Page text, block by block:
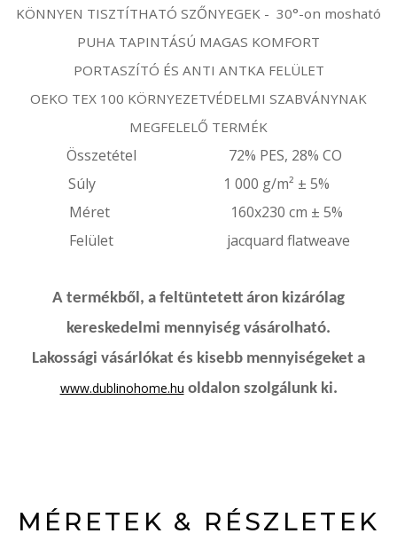
KÖNNYEN TISZTÍTHATÓ SZŐNYEGEK - 30°-on mosható
PUHA TAPINTÁSÚ MAGAS KOMFORT
PORTASZÍTÓ ÉS ANTI ANTKA FELÜLET
OEKO TEX 100 KÖRNYEZETVÉDELMI SZABVÁNYNAK
MEGFELELŐ TERMÉK
Összetétel 72% PES, 28% CO
Súly 1 000 g/m² ± 5%
Méret 160x230 cm ± 5%
Felület jacquard flatweave
A termékből, a feltüntetett áron kizárólag
kereskedelmi mennyiség vásárolható.
Lakossági vásárlókat és kisebb mennyiségeket a
www.dublinohome.hu oldalon szolgálunk ki.
MÉRETEK & RÉSZLETEK